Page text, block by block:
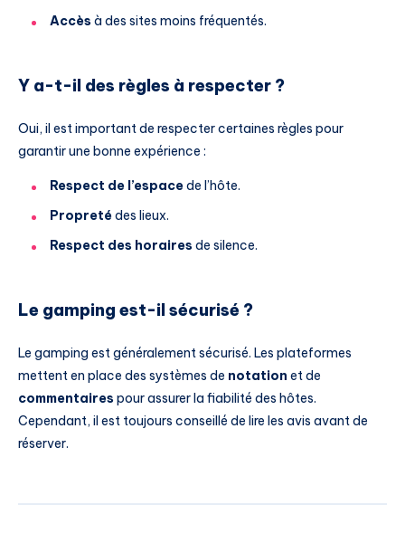
Accès à des sites moins fréquentés.
Y a-t-il des règles à respecter ?
Oui, il est important de respecter certaines règles pour
garantir une bonne expérience :
Respect de l’espacede l’hôte.
Propretédes lieux.
Respect des horaires de silence.
Le gamping est-il sécurisé ?
Le gamping est généralement sécurisé. Les plateformes
mettent en place des systèmes de notation et de
commentaires pour assurer la fiabilité des hôtes.
Cependant, il est toujours conseillé de lire les avis avant de
réserver.